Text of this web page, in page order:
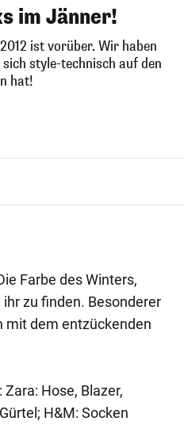
im Jänner!
ist vorüber. Wir haben
style-technisch auf den
hat!
Farbe des Winters,
zu finden. Besonderer
mit dem entzückenden
Hose, Blazer,
H&M: Socken